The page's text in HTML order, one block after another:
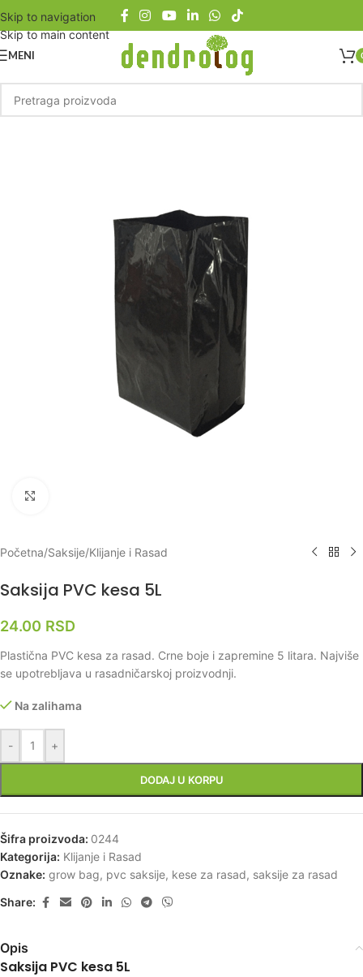
Skip to navigation
Skip to main content
MENI
Početna/Saksije/Klijanje i Rasad
Saksija PVC kesa 5L
24.00 RSD
Plastična PVC kesa za rasad. Crne boje i zapremine 5 litara. Najviše
se upotrebljava u rasadničarskoj proizvodnji.
Na zalihama
- +
DODAJ U KORPU
Šifra proizvoda: 0244
Kategorija: Klijanje i Rasad
Oznake: grow bag, pvc saksije, kese za rasad, saksije za rasad
Share:
Opis
Saksija PVC kesa 5L